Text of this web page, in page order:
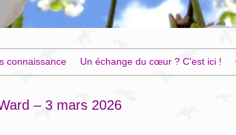
connaissance Un échange du cœur ? C'est ici !
– 3 mars 2026